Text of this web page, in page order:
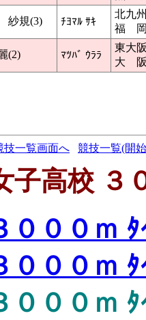
紗規(3) ﾁﾖﾏﾙ ｻｷ
北九
福
(2) ﾏﾂﾊﾞ ｳﾗﾗ
東大
大
技一覧画面へ 競技一覧(開
子高校 ３
０００ｍ ﾀ
０００ｍ ﾀ
０００ｍ ﾀ